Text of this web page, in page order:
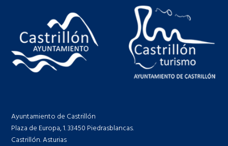
Ayuntamiento de Castrillón
Plaza de Europa, 1. 33450 Piedrasblancas.
Castrillón. Asturias